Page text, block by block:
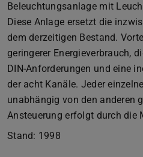
Beleuchtungsanlage mit
Diese Anlage ersetzt die
dem derzeitigen Bestand.
geringerer Energieverbrauch,
DIN-Anforderungen und eine
der acht Kanäle. Jeder
unabhängig von den anderen
Ansteuerung erfolgt durch die
Stand: 1998